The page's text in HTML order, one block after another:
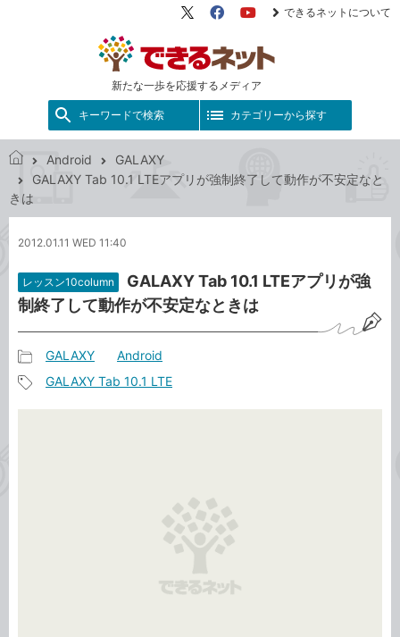
新たな一歩を応援するメディア
X（旧
FacebookYouTube
できるネットについて
キーワードで検索 カテゴリーから探す
で
き
ッ
Android
GALAXY
GALAXY Tab 10.1 LTEアプリが強制終了して動作が不安定なと
きは
2012.01.11 WED 11:40
レッスン10column
GALAXY Tab 10.1 LTEアプリが強
制終了して動作が不安定なときは
事
カ
GALAXY Android
GALAXY Tab 10.1 LTE